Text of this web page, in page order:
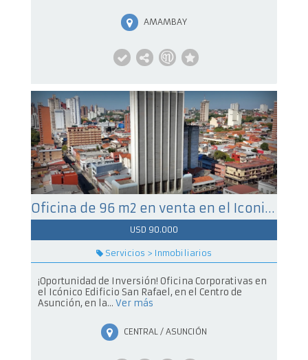
AMAMBAY
Oficina de 96 m2 en venta en el Iconico Edificio San Rafael, en el Centro de Asuncion
USD 90.000
Servicios > Inmobiliarios
¡Oportunidad de Inversión! Oficina Corporativas en
el Icónico Edificio San Rafael, en el Centro de
Asunción, en la... Ver más
CENTRAL / ASUNCIÓN